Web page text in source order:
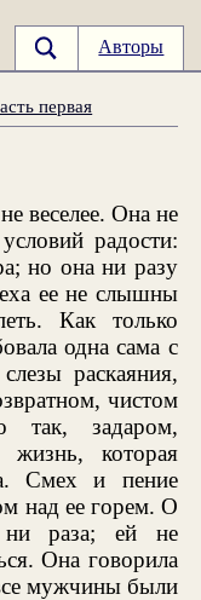
Авторы
первая
веселее. Она не
радости:
но она ни разу
ее не слышны
Как только
одна сама с
раскаяния,
чистом
так, задаром,
которая
Смех и пение
над ее горем. О
ни раза; ей не
Она говорила
мужчины были